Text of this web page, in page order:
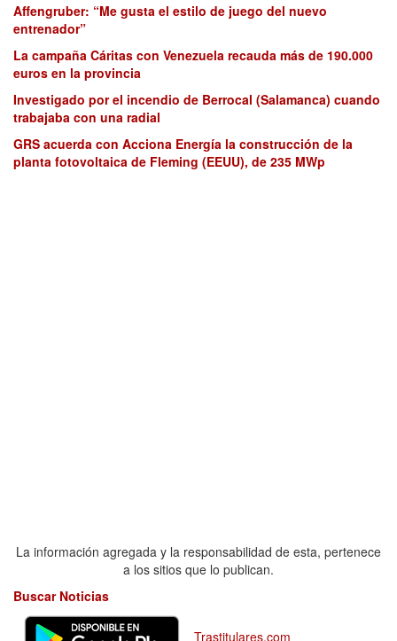
Affengruber: “Me gusta el estilo de juego del nuevo
entrenador”
La campaña Cáritas con Venezuela recauda más de 190.000
euros en la provincia
Investigado por el incendio de Berrocal (Salamanca) cuando
trabajaba con una radial
GRS acuerda con Acciona Energía la construcción de la
planta fotovoltaica de Fleming (EEUU), de 235 MWp
La información agregada y la responsabilidad de esta, pertenece
a los sitios que lo publican.
Buscar Noticias
Trastitulares.com